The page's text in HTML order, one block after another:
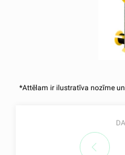
*Attēlam ir ilustratīva nozīme